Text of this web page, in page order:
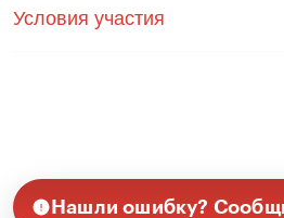
Условия участия
Нашли ошибку?